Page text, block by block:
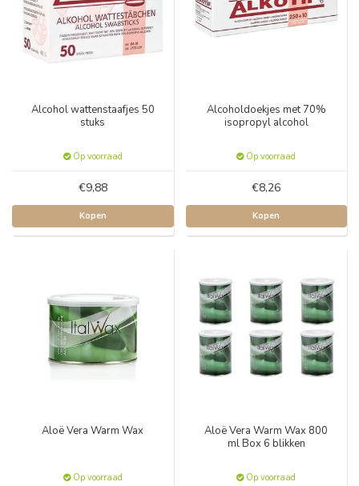
Alcohol wattenstaafjes 50
stuks
Op voorraad
€9,88
Kopen
Alcoholdoekjes met 70%
isopropyl alcohol
Op voorraad
€8,26
Kopen
Aloë Vera Warm Wax
Op voorraad
Aloë Vera Warm Wax 800
ml Box 6 blikken
Op voorraad